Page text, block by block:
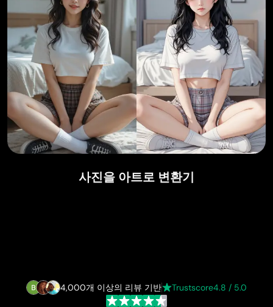
사진을 아트로 변환기
4,000개 이상의 리뷰 기반 Trustscore4.8 / 5.0